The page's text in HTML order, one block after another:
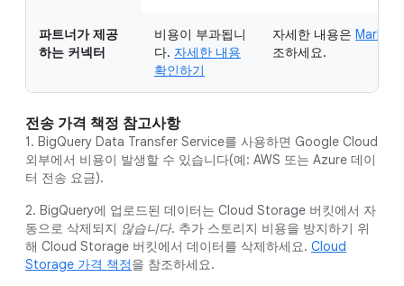
파트너가 제공
하는 커넥터
비용이 부과됩니
다. 자세한 내용
확인하기
자세한 내용은
조하세요.
전송 가격 책정 참고사항
1. BigQuery Data Transfer Service를 사용하면 Google Cloud
외부에서 비용이 발생할 수 있습니다(예: AWS 또는 Azure 데이
터 전송 요금).
2. BigQuery에 업로드된 데이터는 Cloud Storage 버킷에서 자
동으로 삭제되지 않습니다. 추가 스토리지 비용을 방지하기 위
해 Cloud Storage 버킷에서 데이터를 삭제하세요. Cloud
Storage 가격 책정을 참조하세요.